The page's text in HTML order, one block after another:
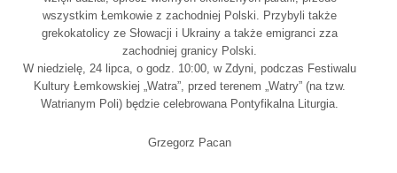
wszystkim Łemkowie z zachodniej Polski. Przybyli także
grekokatolicy ze Słowacji i Ukrainy a także emigranci zza
zachodniej granicy Polski.
W niedzielę, 24 lipca, o godz. 10:00, w Zdyni, podczas Festiwalu
Kultury Łemkowskiej „Watra”, przed terenem „Watry” (na tzw.
Watrianym Poli) będzie celebrowana Pontyfikalna Liturgia.
Grzegorz Pacan